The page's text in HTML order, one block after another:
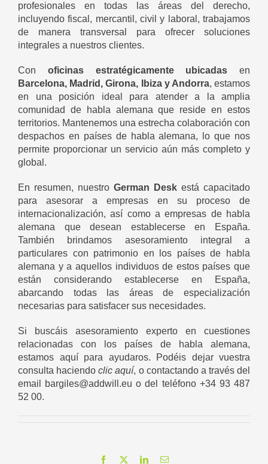
profesionales en todas las áreas del derecho,
incluyendo fiscal, mercantil, civil y laboral, trabajamos
de manera transversal para ofrecer soluciones
integrales a nuestros clientes.
Con oficinas estratégicamente ubicadas en
Barcelona, Madrid, Girona, Ibiza y Andorra, estamos
en una posición ideal para atender a la amplia
comunidad de habla alemana que reside en estos
territorios. Mantenemos una estrecha colaboración con
despachos en países de habla alemana, lo que nos
permite proporcionar un servicio aún más completo y
global.
En resumen, nuestro German Desk está capacitado
para asesorar a empresas en su proceso de
internacionalización, así como a empresas de habla
alemana que desean establecerse en España.
También brindamos asesoramiento integral a
particulares con patrimonio en los países de habla
alemana y a aquellos individuos de estos países que
están considerando establecerse en España,
abarcando todas las áreas de especialización
necesarias para satisfacer sus necesidades.
Si buscáis asesoramiento experto en cuestiones
relacionadas con los países de habla alemana,
estamos aquí para ayudaros. Podéis dejar vuestra
consulta haciendoclic aquí, o contactando a través del
email
bargiles@addwill.eu o del teléfono +34 93 487
52 00.
Facebook LinkedInCorreo